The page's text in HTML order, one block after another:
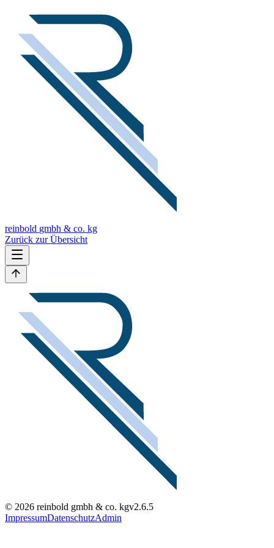
reinbold gmbh & co. kg
Zurück zur Übersicht
© 2026 reinbold gmbh & co. kgv2.6.5
ImpressumDatenschutzAdmin